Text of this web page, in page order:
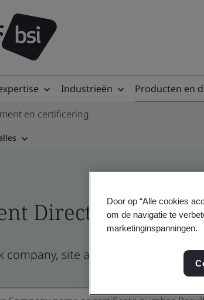
Industrieën Producten en
en certificering
Directory profile
company, site and product
Door op “Alle cookies
om de navigatie te
marketinginspanningen.